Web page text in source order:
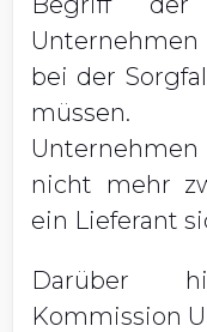
bei der
müssen.
nicht mehr
ein Lieferant
Darüber
Kommission